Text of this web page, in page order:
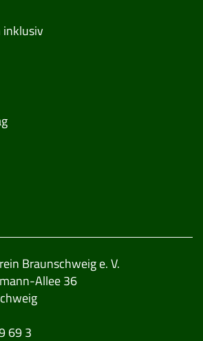
inklusiv
Braunschweig e. V.
Allee 36
69 3